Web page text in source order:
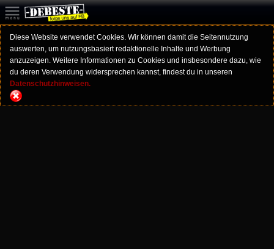
Diese Website verwendet Cookies. Wir können damit die Seitennutzung
auswerten, um nutzungsbasiert redaktionelle Inhalte und Werbung
anzuzeigen. Weitere Informationen zu Cookies und insbesondere dazu, wie
du deren Verwendung widersprechen kannst, findest du in unseren
Datenschutzhinweisen.